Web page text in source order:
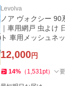
Levolva
ノア ヴォクシー 90
｜車用網戸 虫よけ
ト 車用メッシュネ
12,000円
14% （ 1,531pt）